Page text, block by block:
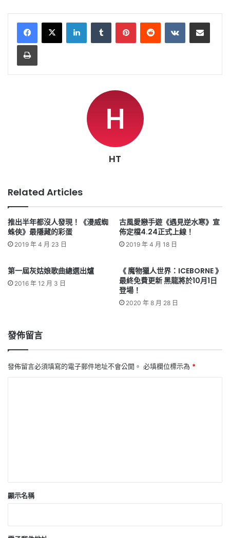
LinkedInTumblr PinterestReddit VKontakteShare via Email
Print
HT
Related Articles
推出半年都沒人發現！《漫威蜘
蛛俠》最隱藏的彩蛋
2019 年 4 月 23 日
古風愛戀手遊《遇見逆水寒》宣
佈定檔4.24正式上線！
2019 年 4 月 18 日
第一屆灰姑娘歌曲總選出爐
2016 年 12 月 3 日
《 魔物獵人世界：ICEBORNE 》
最終免費更新 黑龍將於10月1日
登場！
2020 年 8 月 28 日
發佈留言
發佈留言必須填寫的電子郵件地址不會公開。 必填欄位標示為 *
顯示名稱